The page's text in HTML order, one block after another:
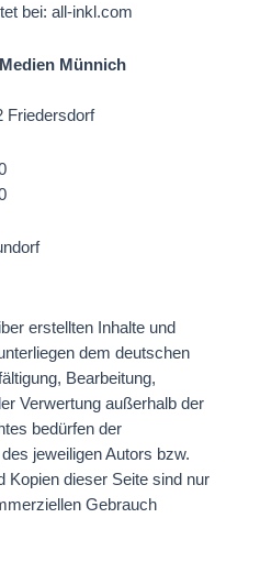
bei: all-inkl.com
Münnich
Friedersdorf
erstellten Inhalte und
dem deutschen
Bearbeitung,
Verwertung außerhalb der
bedürfen der
jeweiligen Autors bzw.
Kopien dieser Seite sind nur
Gebrauch